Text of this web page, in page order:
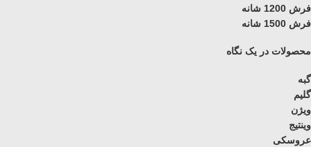
فرش 1200 شانه
فرش 1500 شانه
محصولات در یک نگاه
گبه
گلیم
ویژن
وینتیج
عروسکی